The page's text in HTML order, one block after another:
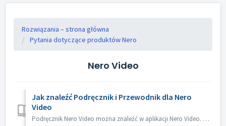
Rozwiązania – strona główna
Pytania dotyczące produktów Nero
Nero Video
Jak znaleźć Podręcznik i Przewodnik dla Nero
Video
Podręcznik Nero Video można znaleźć w aplikacji Nero Video. Otwórz aplikację Nero Video, kliknij KnowHow w prawym górnym rogu. W menu rozwijanym kliknij...